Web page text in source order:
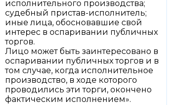
исполнительного производства;
судебный пристав-исполнитель;
иные лица, обосновавшие свой
интерес в оспаривании публичных
торгов.
Лицо может быть заинтересовано в
оспаривании публичных торгов и в
том случае, когда исполнительное
производство, в ходе которого
проводились эти торги, окончено
фактическим исполнением».